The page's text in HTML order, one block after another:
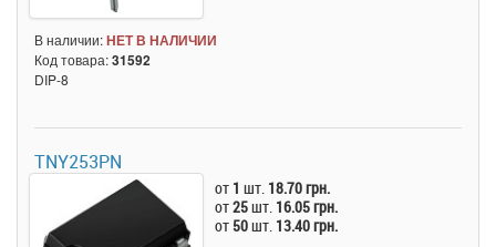
В наличии:НЕТ В НАЛИЧИИ
Код товара:31592
DIP-8
TNY253PN
от 1 шт. 18.70 грн.
от25шт. 16.05 грн.
от 50шт. 13.40 грн.